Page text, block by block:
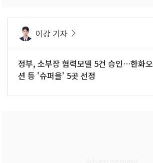
이강 기자
정부, 소부장 협력모델 5건 승인…한화오
션 등 '슈퍼을' 5곳 선정